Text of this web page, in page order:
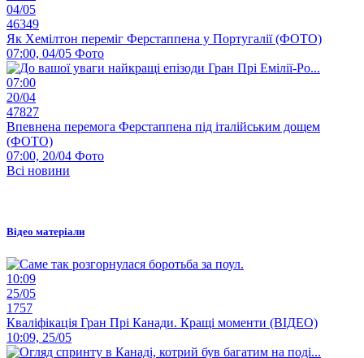
04/05
46349
Як Хемілтон переміг Ферстаппена у Португалії (ФОТО)
07:00, 04/05 Фото
07:00
20/04
47827
Впевнена перемога Ферстаппена під італійським дощем
(ФОТО)
07:00, 20/04 Фото
Всі новини
Відео матеріали
10:09
25/05
1757
Кваліфікація Гран Прі Канади. Кращі моменти (ВІДЕО)
10:09, 25/05